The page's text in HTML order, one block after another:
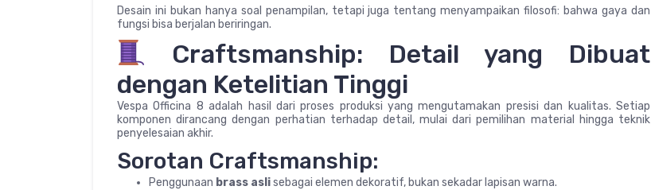
Desain ini bukan hanya soal penampilan, tetapi juga tentang menyampaikan filosofi: bahwa gaya dan
fungsi bisa berjalan beriringan.
Craftsmanship: Detail yang Dibuat
dengan Ketelitian Tinggi
Vespa Officina 8 adalah hasil dari proses produksi yang mengutamakan presisi dan kualitas. Setiap
komponen dirancang dengan perhatian terhadap detail, mulai dari pemilihan material hingga teknik
penyelesaian akhir.
Sorotan Craftsmanship:
Penggunaan brass aslisebagai elemen dekoratif, bukan sekadar lapisan warna.